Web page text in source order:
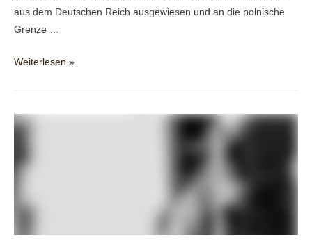
aus dem Deutschen Reich ausgewiesen und an die polnische
Grenze …
Wasserteil,
Weiterlesen »